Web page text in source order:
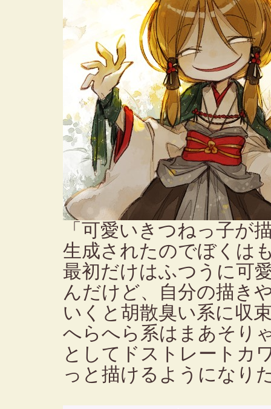
「可愛いきつねっ子が
生成されたのでぼくは
最初だけはふつうに可
んだけど、自分の描き
いくと胡散臭い系に収
へらへら系はまあそり
としてドストレートカ
っと描けるようになり